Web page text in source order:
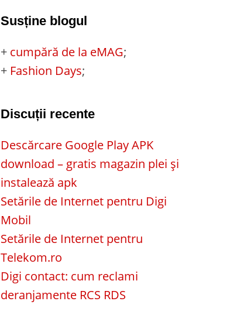
Susține blogul
+ cumpără de la eMAG;
+ Fashion Days;
Discuții recente
Descărcare Google Play APK
download – gratis magazin plei și
instalează apk
Setările de Internet pentru Digi
Mobil
Setările de Internet pentru
Telekom.ro
Digi contact: cum reclami
deranjamente RCS RDS